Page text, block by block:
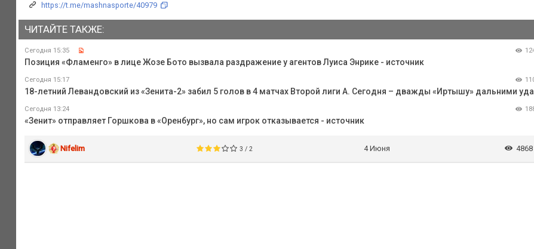
https://t.me/mashnasporte/40979
ЧИТАЙТЕ ТАКЖЕ:
Сегодня 15:35
Позиция «Фламенго» в лице Жозе Бото вызвала раздражение у агентов Луиса Энрике - источник
Сегодня 15:17
18-летний Левандовский из «Зенита-2» забил 5 голов в 4 матчах Второй лиги А. Сегодня – дважды «Иртышу» дальними
Сегодня 13:24
«Зенит» отправляет Горшкова в «Оренбург», но сам игрок отказывается - источник
Nifelim 3 / 2 4 Июня 4868